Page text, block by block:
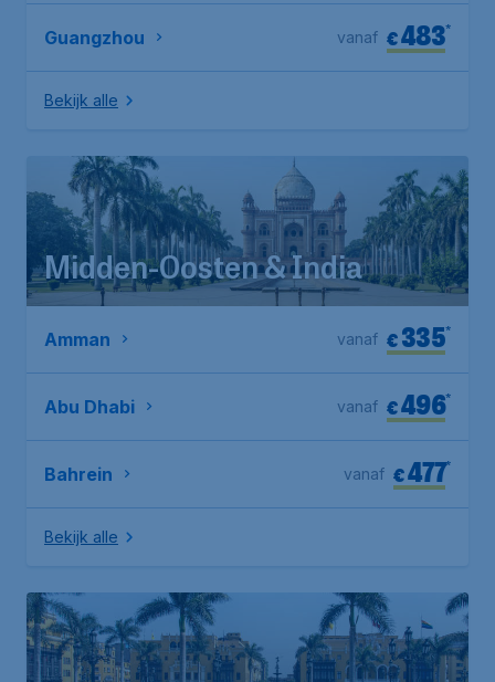
Guangzhou €483*
vanaf
Bekijk alle
Midden-Oosten & India
Amman €335*
vanaf
Abu Dhabi €496*
vanaf
Bahrein €477*
vanaf
Bekijk alle